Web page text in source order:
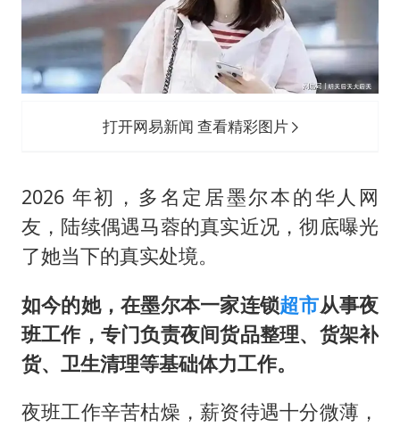
打开网易新闻 查看精彩图片
2026 年初，多名定居墨尔本的华人网
友，陆续偶遇马蓉的真实近况，彻底曝光
了她当下的真实处境。
如今的她，在墨尔本一家连锁超市从事夜
班工作，专门负责夜间货品整理、货架补
货、卫生清理等基础体力工作。
夜班工作辛苦枯燥，薪资待遇十分微薄，